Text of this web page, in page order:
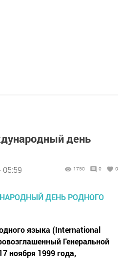
день
05:59 1750 0 0
языка (International
Генеральной
ноября 1999 года,